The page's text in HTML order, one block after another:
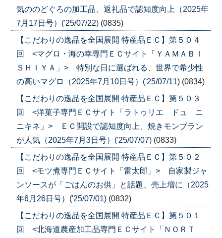
気ののどぐろの加工品、返礼品で認知度向上（2025年
7月17日号）('25/07/22) (0835)
【こだわりの逸品を全国展開 特産品ＥＣ】第５０４
回 <マグロ・海の幸専門ＥＣサイト「ＹＡＭＡＢＩ
ＳＨＩＹＡ」> 特別な日に選ばれる、世界で希少性
の高いマグロ（2025年7月10日号）('25/07/11) (0834)
【こだわりの逸品を全国展開 特産品ＥＣ】第５０３
回 <洋菓子専門ＥＣサイト「ラトゥリエ ドュ ニ
ニキネ」> ＥＣ開設で認知度向上、焼きモンブラン
が人気（2025年7月3日号）('25/07/07) (0833)
【こだわりの逸品を全国展開 特産品ＥＣ】第５０２
回 <モツ煮専門ＥＣサイト「雷太郎」> 自家製ジャ
ンソースが「ごはんのお供」と話題、売上増に（2025
年6月26日号）('25/07/01) (0832)
【こだわりの逸品を全国展開 特産品ＥＣ】第５０１
回 <北海道農産加工品専門ＥＣサイト「ＮＯＲＴ